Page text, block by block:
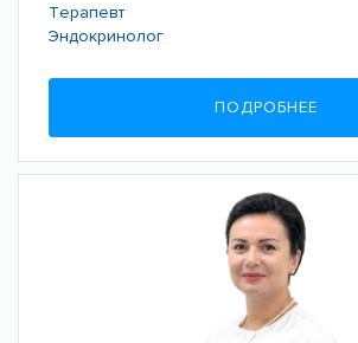
Терапевт
Эндокринолог
ПОДРОБНЕЕ